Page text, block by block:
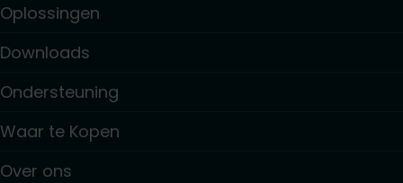
Oplossingen
Downloads
Ondersteuning
Waar te Kopen
Over ons